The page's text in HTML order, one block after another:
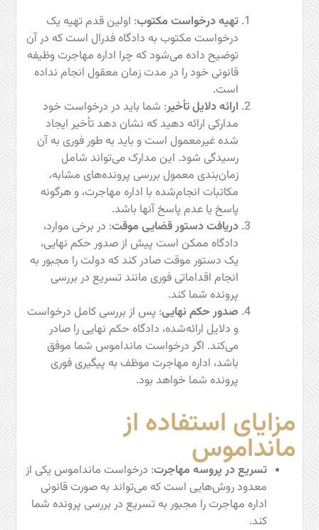
تهیه درخواست مکتوب: اولین قدم تهیه یک
درخواست مکتوب به دادگاه فدرال است که در آن
توضیح داده می‌شود که چرا اداره مهاجرت وظیفه
قانونی خود را در مدت زمان معقول انجام نداده
است.
ارائه دلایل تأخیر: شما باید در درخواست خود
مدارکی ارائه دهید که نشان دهد تأخیر ایجاد
شده غیرمعمول است و باید به طور فوری به آن
رسیدگی شود. این مدارک می‌تواند شامل
زمان‌بندی معمول بررسی پرونده‌های مشابه،
مکاتبات انجام‌شده با اداره مهاجرت، و هرگونه
پاسخ یا عدم پاسخ آنها باشد.
دریافت دستور قضایی موقت: در برخی موارد،
دادگاه ممکن است پیش از صدور حکم نهایی،
یک دستور موقت صادر کند که دولت را مجبور به
انجام اقداماتی فوری مانند تسریع در بررسی
پرونده شما کند.
صدور حکم نهایی: پس از بررسی کامل درخواست
و دلایل ارائه‌شده، دادگاه حکم نهایی را صادر
می‌کند. اگر درخواست مانداموس شما موفق
باشد، اداره مهاجرت موظف به پیگیری فوری
پرونده شما خواهد بود.
مزایای استفاده از
مانداموس
تسریع در پروسه مهاجرت: درخواست مانداموس یکی از
معدود روش‌هایی است که می‌تواند به صورت قانونی
اداره مهاجرت را مجبور به تسریع در بررسی پرونده شما
کند.